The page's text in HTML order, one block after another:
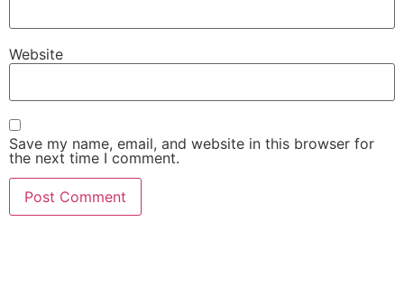
Website
Save my name, email, and website in this browser for
the next time I comment.